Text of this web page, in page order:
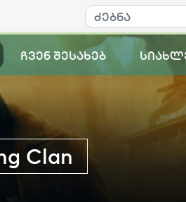
ჩვენ შესახებ
Clan